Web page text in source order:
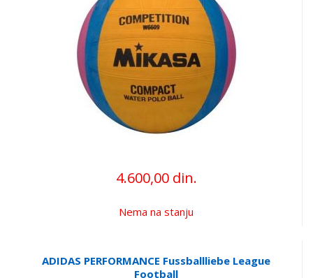
4.600,00 din.
Nema na stanju
ADIDAS PERFORMANCE Fussballliebe League
Football